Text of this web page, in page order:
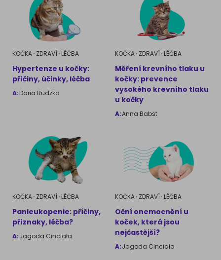
KOČKA ZDRAVÍ LÉČBA
Hypertenze u kočky:
příčiny, účinky, léčba
A:Daria Rudzka
KOČKA ZDRAVÍ LÉČBA
Měření krevního tlaku u
kočky: prevence
vysokého krevního tlaku
u kočky
A:Anna Babst
KOČKA ZDRAVÍ LÉČBA
Panleukopenie: příčiny,
příznaky, léčba?
A:Jagoda Cinciała
KOČKA ZDRAVÍ LÉČBA
Oční onemocnění u
koček, která jsou
nejčastější?
A:Jagoda Cinciała